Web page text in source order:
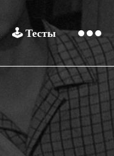
🕹️ Тесты